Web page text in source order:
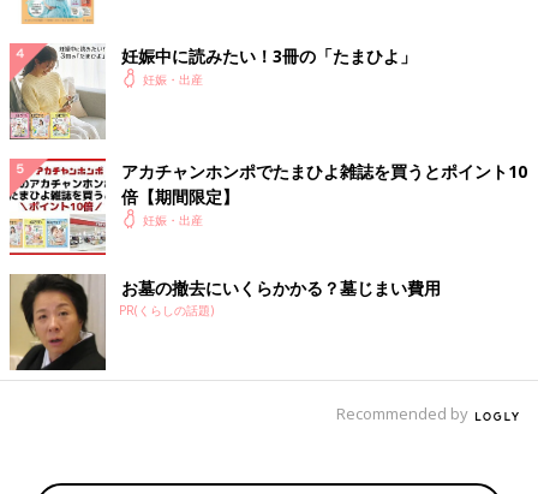
妊娠中に読みたい！3冊の「たまひよ」
妊娠・出産
アカチャンホンポでたまひよ雑誌を買うとポイント10
倍【期間限定】
妊娠・出産
お墓の撤去にいくらかかる？墓じまい費用
PR(くらしの話題)
Recommended by